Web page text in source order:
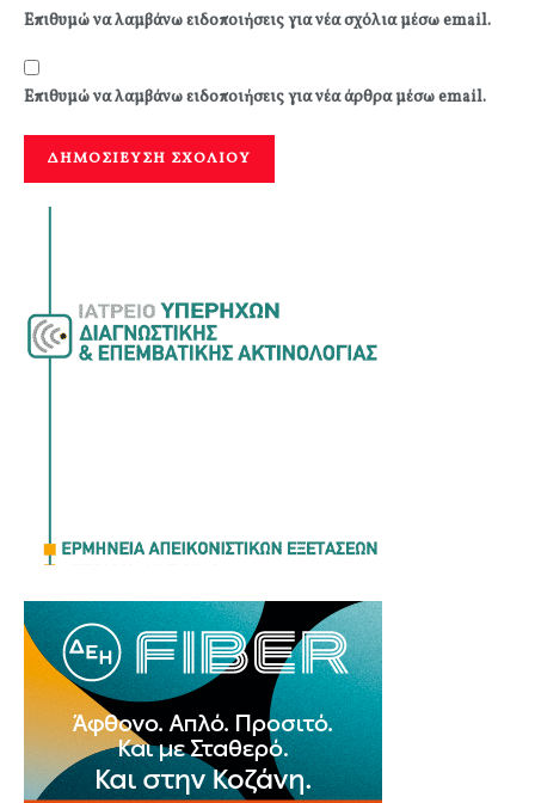
Επιθυμώ να λαμβάνω ειδοποιήσεις για νέα σχόλια μέσω email.
Επιθυμώ να λαμβάνω ειδοποιήσεις για νέα άρθρα μέσω email.